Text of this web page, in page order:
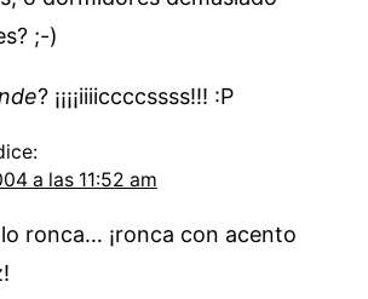
;-)
? ¡¡¡¡iiiiccccssss!!! :P
a las 11:52 am
ronca… ¡ronca con acento